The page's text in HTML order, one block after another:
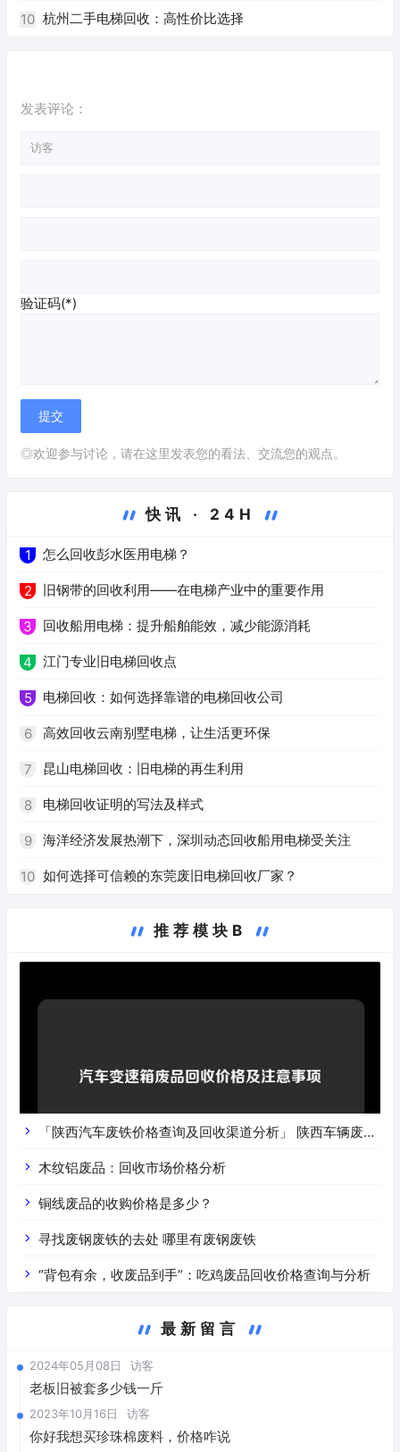
10 杭州二手电梯回收：高性价比选择
发表评论：
验证码(*)
◎欢迎参与讨论，请在这里发表您的看法、交流您的观点。
快讯 · 24H
1 怎么回收彭水医用电梯？
2 旧钢带的回收利用——在电梯产业中的重要作用
3 回收船用电梯：提升船舶能效，减少能源消耗
4 江门专业旧电梯回收点
5 电梯回收：如何选择靠谱的电梯回收公司
6 高效回收云南别墅电梯，让生活更环保
7 昆山电梯回收：旧电梯的再生利用
8 电梯回收证明的写法及样式
9 海洋经济发展热潮下，深圳动态回收船用电梯受关注
10 如何选择可信赖的东莞废旧电梯回收厂家？
推荐模块B
「陕西汽车废铁价格查询及回收渠道分析」 陕西车辆废铁
价是什么
木纹铝废品：回收市场价格分析
铜线废品的收购价格是多少？
寻找废钢废铁的去处 哪里有废钢废铁
“背包有余，收废品到手”：吃鸡废品回收价格查询与分析
最新留言
2024年05月08日 访客
老板旧被套多少钱一斤
2023年10月16日 访客
你好我想买珍珠棉废料，价格咋说